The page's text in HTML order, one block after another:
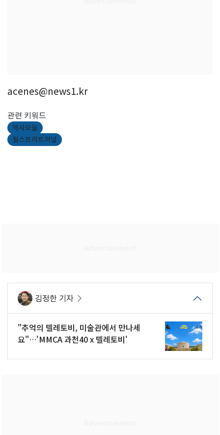
acenes@news1.kr
관련 키워드
역사오늘
월스트리트저널
김정한 기자
"추억의 텔레토비, 미술관에서 만나세
요"…'MMCA 과천40 x 텔레토비'